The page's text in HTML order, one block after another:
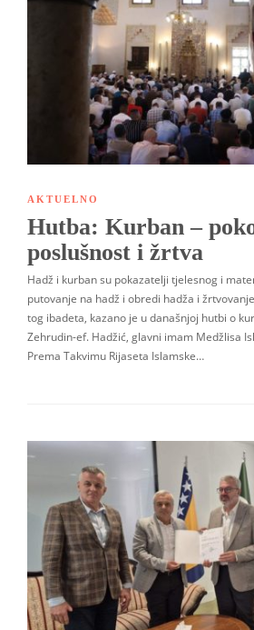
AKTUELNO
Hutba: Kurban –
poslušnost i žrtva
Hadž i kurban su pokazatelji tjelesnog i
putovanje na hadž i obredi hadža i
tog ibadeta, kazano je u današnjoj hutbi o
Zehrudin-ef. Hadžić, glavni imam Medžlisa
Prema Takvimu Rijaseta Islamske…